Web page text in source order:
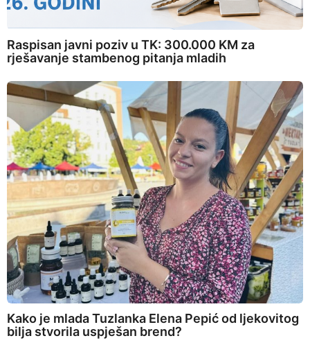
Raspisan javni poziv u TK: 300.000 KM za
rješavanje stambenog pitanja mladih
Kako je mlada Tuzlanka Elena Pepić od ljekovitog
bilja stvorila uspješan brend?